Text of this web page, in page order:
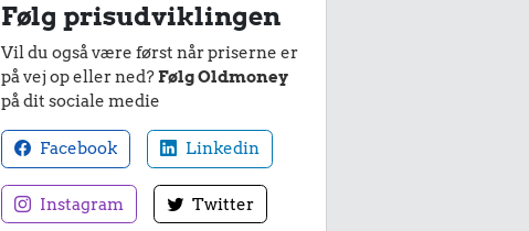
Følg prisudviklingen
Vil du også være først når priserne er
på vej op eller ned?Følg Oldmoney
på dit sociale medie
Facebook Linkedin
Instagram Twitter